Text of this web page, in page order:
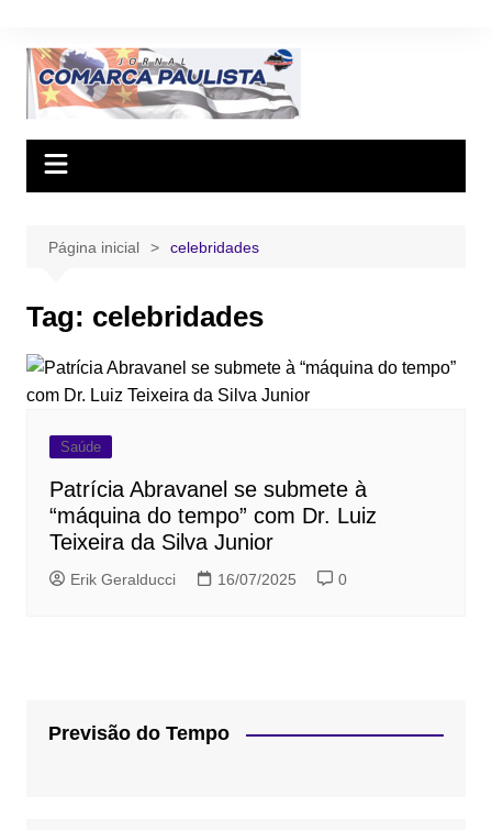
conteúdo
Página inicial celebridades
Tag: celebridades
Saúde
Patrícia Abravanel se submete à
“máquina do tempo” com Dr. Luiz
Teixeira da Silva Junior
Erik Geralducci 16/07/2025 0
Previsão do Tempo